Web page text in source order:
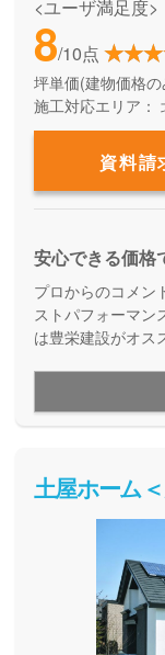
<ユーザ満足度>
8/10点
坪単価(建物価格の
施工対応エリア：
資料請
安心できる価格
プロからのコメン
ストパフォーマン
は豊栄建設がオス
快適な住まいづ
くの施工実績が
ができるので、確
土屋ホーム